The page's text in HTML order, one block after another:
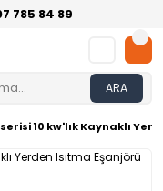
785 84 89
ARA
serisi 10 kw'lık Kaynaklı